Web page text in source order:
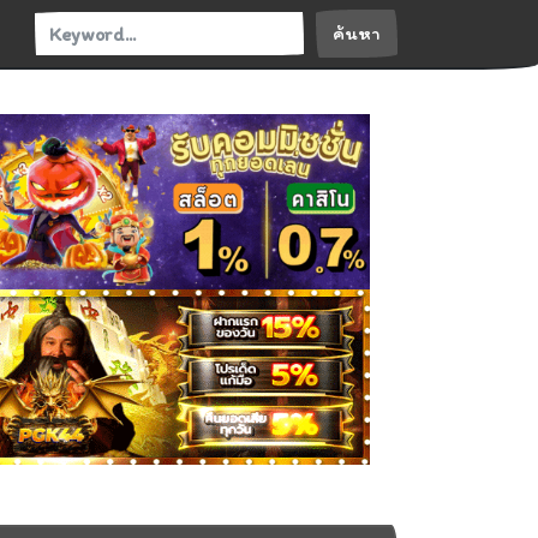
ค้นหา